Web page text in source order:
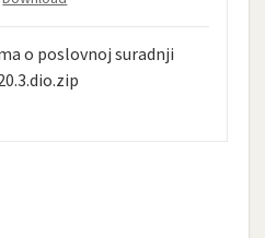
o poslovnoj suradnji